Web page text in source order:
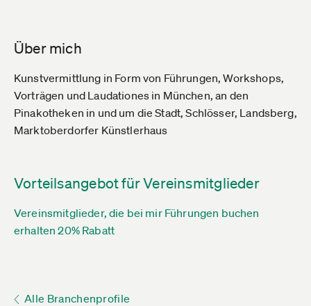
Über mich
Kunstvermittlung in Form von Führungen, Workshops,
Vorträgen und Laudationes in München, an den
Pinakotheken in und um die Stadt, Schlösser, Landsberg,
Marktoberdorfer Künstlerhaus
Vorteilsangebot für Vereinsmitglieder
Vereinsmitglieder, die bei mir Führungen buchen
erhalten 20% Rabatt
Alle Branchenprofile